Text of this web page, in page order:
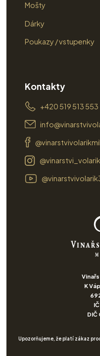
Mošty
Dárky
Poukazy / vstupenky
Kontakty
+420 519 513 553
@vinarstvi_volarik
K
DIČ
Upozorňujeme, že platí zákaz